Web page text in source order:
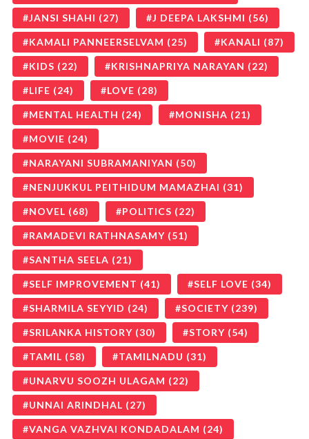
JANSI SHAHI (27) J DEEPA LAKSHMI (56)
KAMALI PANNEERSELVAM (25) KANALI (87)
KIDS (22) KRISHNAPRIYA NARAYAN (22)
LIFE (24) LOVE (28)
MENTAL HEALTH (24) MONISHA (21)
MOVIE (24)
NARAYANI SUBRAMANIYAN (50)
NENJUKKUL PEITHIDUM MAMAZHAI (31)
NOVEL (68) POLITICS (22)
RAMADEVI RATHNASAMY (51)
SANTHA SEELA (21)
SELF IMPROVEMENT (41) SELF LOVE (34)
SHARMILA SEYYID (24) SOCIETY (239)
SRILANKA HISTORY (30) STORY (54)
TAMIL (58) TAMILNADU (31)
UNARVU SOOZH ULAGAM (22)
UNNAI ARINDHAL (27)
VANGA VAZHVAI KONDADALAM (24)